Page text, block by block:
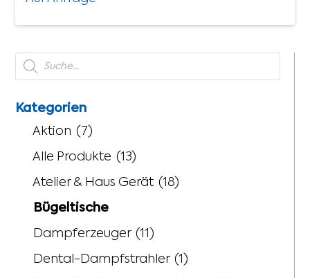
Products
search
Kategorien
Aktion (7)
Alle Produkte (13)
Atelier & Haus Gerät (18)
Bügeltische
Dampferzeuger (11)
Dental-Dampfstrahler (1)